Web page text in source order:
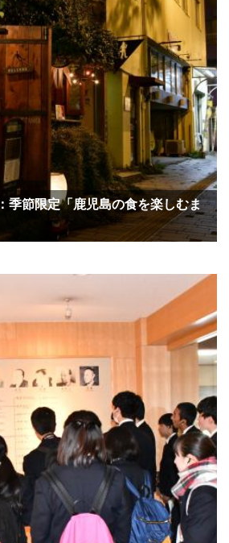
季節限定「鹿児島の食を楽しむま